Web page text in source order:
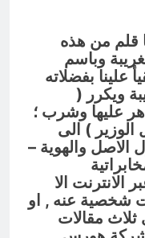
راي الفلسفة
للانسان
10 ساعات Ago
قلم من هذه
وباسم
علينا بفضلاته
ويكرر (
عليها وشرب ؛
) الى
الاصل والهوية –
الانترنت الا
شخصية عنه , او
مقالات